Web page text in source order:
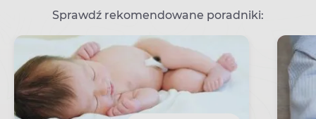
Sprawdź rekomendowane poradniki: